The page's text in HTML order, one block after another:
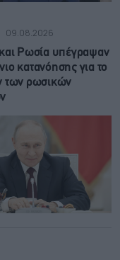
09.08.2026
Ρωσία υπέγραψαν
κατανόησης για το
των ρωσικών